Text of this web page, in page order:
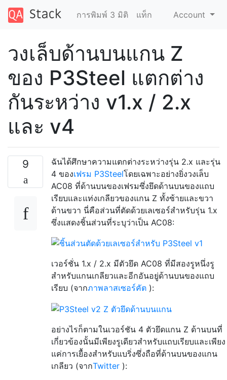
การพิมพ์ 3 มิติ แท็ก Account
วงเล็บด้านบนแกน Z
ของ P3Steel แตกต่าง
กันระหว่าง v1.x / 2.x
และ v4
9
ฉันได้ศึกษาความแตกต่างระหว่างรุ่น 2.x และรุ่น
4 ของเฟรม P3Steelโดยเฉพาะอย่างยิ่งวงเล็บ
AC08 ที่ด้านบนของเฟรมซึ่งยึดด้านบนของแถบ
เรียบและแท่งเกลียวของแกน Z ทั้งซ้ายและขวา
ด้านขวา นี่คือส่วนที่ตัดด้วยเลเซอร์สำหรับรุ่น 1.x
ซึ่งแสดงชิ้นส่วนที่ระบุว่าเป็น AC08:
เวอร์ชั่น 1.x / 2.x มีตัวยึด AC08 ที่มีสองรูหนึ่งรู
สำหรับแกนเกลียวและอีกอันอยู่ด้านบนของแถบ
เรียบ (จากภาพลาสเซอร์คัต ):
อย่างไรก็ตามในเวอร์ชัน 4 ตัวยึดแกน Z ด้านบนที่
เกี่ยวข้องนั้นมีเพียงรูเดียวสำหรับแถบเรียบและเพียง
แค่การเยื้องสำหรับแบริ่งซึ่งถือที่ด้านบนของแกน
เกลียว (จากTwitter ):